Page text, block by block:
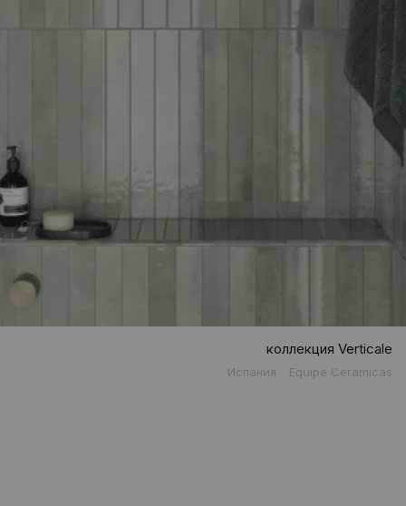
коллекция Verticale
Испания Equipe Ceramicas